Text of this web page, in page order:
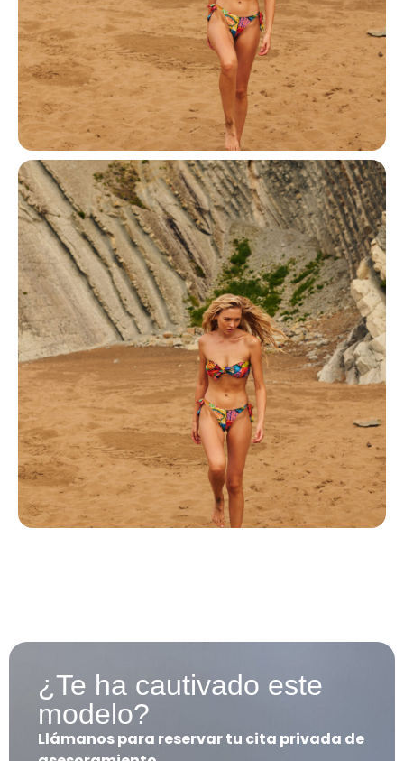
¿Te ha cautivado este
modelo?
Llámanos para reservar tu cita privada de